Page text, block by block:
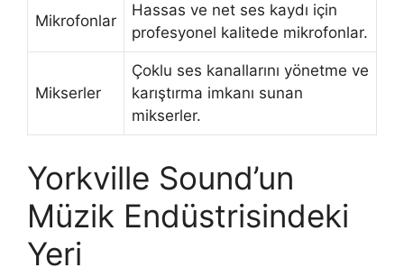
Mikrofonlar
Hassas ve net ses kaydı için
profesyonel kalitede mikrofonlar.
Mikserler
Çoklu ses kanallarını yönetme ve
karıştırma imkanı sunan
mikserler.
Yorkville Sound’un
Müzik Endüstrisindeki
Yeri